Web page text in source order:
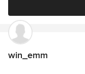
win_emm